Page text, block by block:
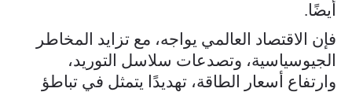
أيضًا.
فإن الاقتصاد العالمي يواجه، مع تزايد المخاطر
الجيوسياسية، وتصدعات سلاسل التوريد،
وارتفاع أسعار الطاقة، تهديدًا يتمثل في تباطؤ